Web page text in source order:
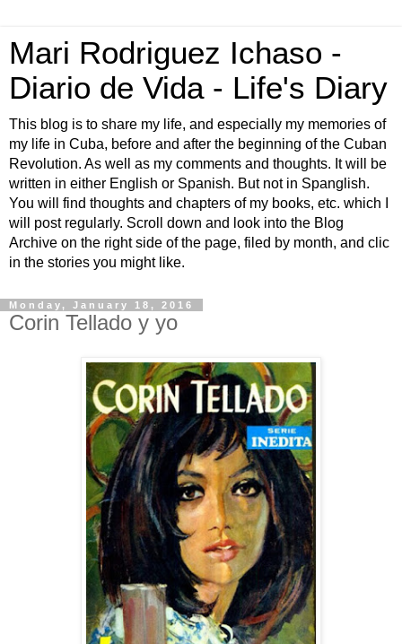
Mari Rodriguez Ichaso -
Diario de Vida - Life's Diary
This blog is to share my life, and especially my memories of
my life in Cuba, before and after the beginning of the Cuban
Revolution. As well as my comments and thoughts. It will be
written in either English or Spanish. But not in Spanglish.
You will find thoughts and chapters of my books, etc. which I
will post regularly. Scroll down and look into the Blog
Archive on the right side of the page, filed by month, and clic
in the stories you might like.
Monday, January 18, 2016
Corin Tellado y yo